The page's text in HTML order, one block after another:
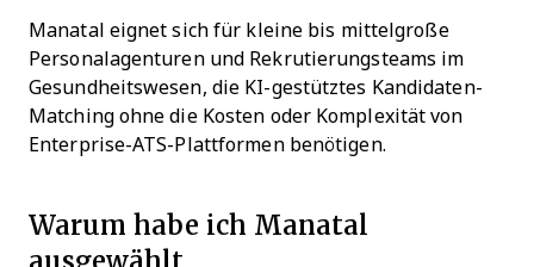
Manatal eignet sich für kleine bis mittelgroße
Personalagenturen und Rekrutierungsteams im
Gesundheitswesen, die KI-gestütztes Kandidaten-
Matching ohne die Kosten oder Komplexität von
Enterprise-ATS-Plattformen benötigen.
Warum habe ich Manatal